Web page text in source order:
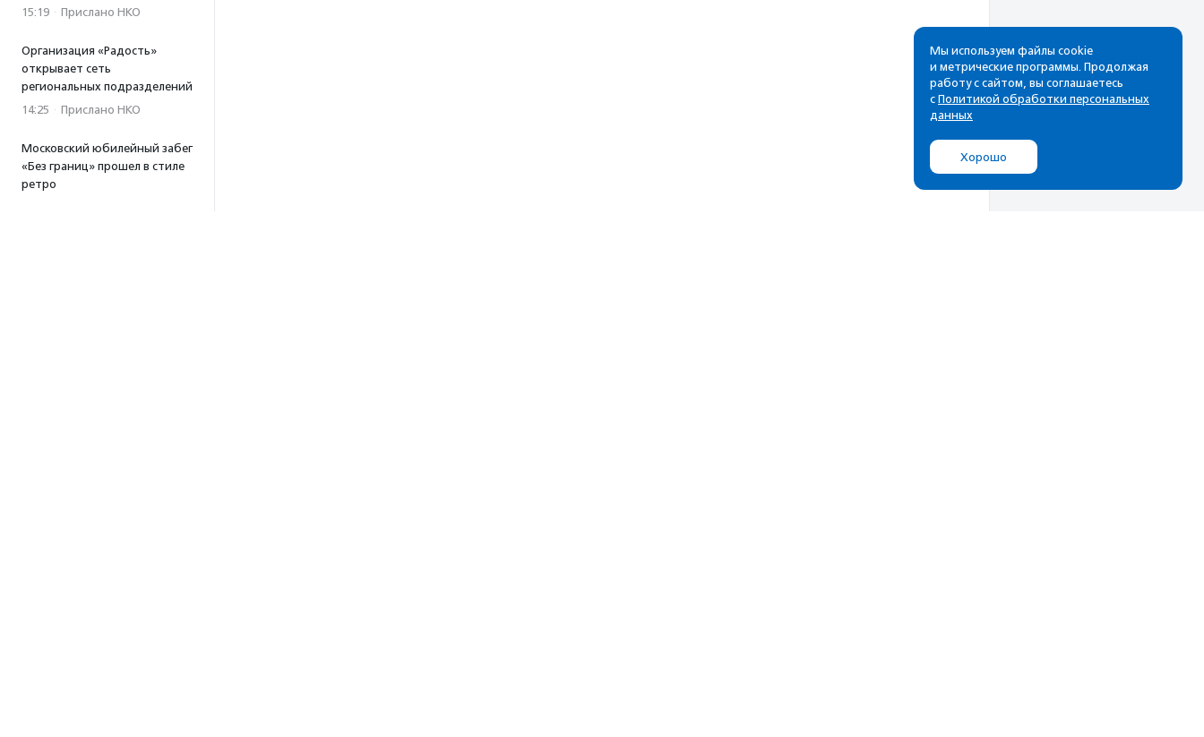
15:19 · Прислано НКО
Организация «Радость»
открывает сеть
региональных подразделений
14:25 · Прислано НКО
Московский юбилейный забег
«Без границ» прошел в стиле
ретро
Рассылка
Cамые свежие новости,
почтовом ящике
Мы используем файлы cookie
и метрические программы. Продолжая
работу с сайтом, вы соглашаетесь
с Политикой обработки персональных
данных
Хорошо